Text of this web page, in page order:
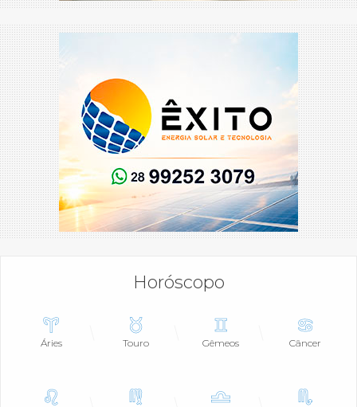
Horóscopo
Áries Touro Gêmeos Câncer